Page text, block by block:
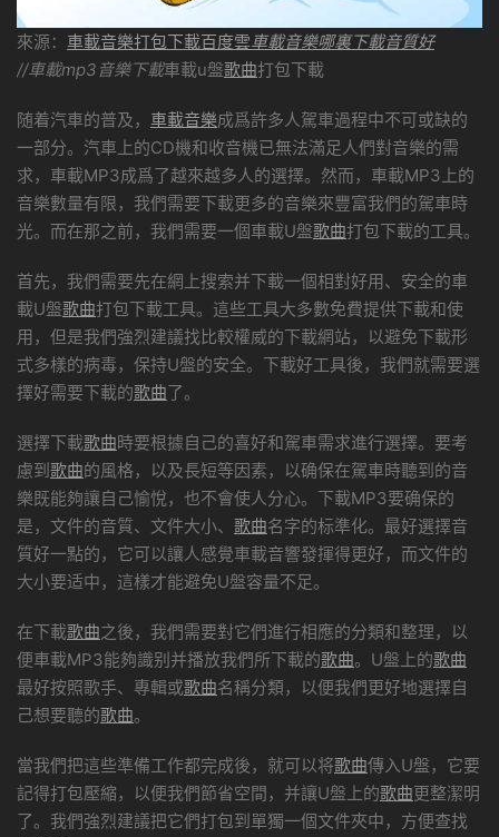
來源： 車載音樂打包下載百度雲車載音樂哪裏下載音質好
//車載mp3音樂下載車載u盤歌曲打包下載
随着汽車的普及， 車載音樂成爲許多人駕車過程中不可或缺的
一部分。汽車上的CD機和收音機已無法滿足人們對音樂的需
求，車載MP3成爲了越來越多人的選擇。然而，車載MP3上的
音樂數量有限，我們需要下載更多的音樂來豐富我們的駕車時
光。而在那之前，我們需要一個車載U盤歌曲打包下載的工具。
首先，我們需要先在網上搜索并下載一個相對好用、安全的車
載U盤歌曲打包下載工具。這些工具大多數免費提供下載和使
用，但是我們強烈建議找比較權威的下載網站，以避免下載形
式多樣的病毒，保持U盤的安全。下載好工具後，我們就需要選
擇好需要下載的歌曲了。
選擇下載歌曲時要根據自己的喜好和駕車需求進行選擇。要考
慮到 歌曲的風格，以及長短等因素，以确保在駕車時聽到的音
樂既能夠讓自己愉悅，也不會使人分心。下載MP3要确保的
是，文件的音質、文件大小、 歌曲名字的标準化。最好選擇音
質好一點的，它可以讓人感覺車載音響發揮得更好，而文件的
大小要适中，這樣才能避免U盤容量不足。
在下載歌曲之後，我們需要對它們進行相應的分類和整理，以
便車載MP3能夠識别并播放我們所下載的歌曲。U盤上的歌曲
最好按照歌手、專輯或歌曲名稱分類，以便我們更好地選擇自
己想要聽的歌曲。
當我們把這些準備工作都完成後，就可以将歌曲傳入U盤，它要
記得打包壓縮，以便我們節省空間，并讓U盤上的歌曲更整潔明
了。我們強烈建議把它們打包到單獨一個文件夾中，方便查找